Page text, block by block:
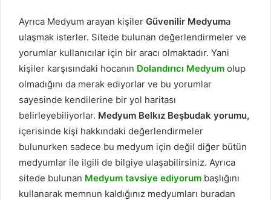
Ayrıca Medyum arayan kişiler Güvenilir Medyuma
ulaşmak isterler. Sitede bulunan değerlendirmeler ve
yorumlar kullanıcılar için bir aracı olmaktadır. Yani
kişiler karşısındaki hocanın Dolandırıcı Medyum olup
olmadığını da merak ediyorlar ve bu yorumlar
sayesinde kendilerine bir yol haritası
belirleyebiliyorlar. Medyum Belkız Beşbudak yorumu,
içerisinde kişi hakkındaki değerlendirmeler
bulunurken sadece bu medyum için değil diğer bütün
medyumlar ile ilgili de bilgiye ulaşabilirsiniz. Ayrıca
sitede bulunan Medyum tavsiye ediyorum başlığını
kullanarak memnun kaldığınız medyumları buradan